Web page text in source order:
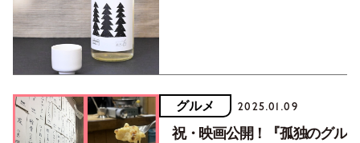
グルメ 2025.01.09
祝・映画公開！『孤独のグル